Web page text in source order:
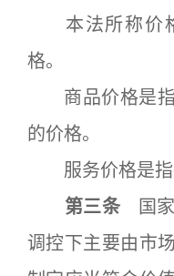
本法所称价格
格。
商品价格是指
的价格。
服务价格是指
第三条 国
调控下主要由市